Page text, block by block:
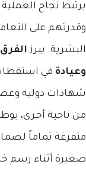
يرتبط نجاح
وقدرتهم على
البشرية. يبرز
وعيادة في
شهادات دولية
من ناحية أخرى،
متفرغة تماماً
صغيرة أثناء رسم